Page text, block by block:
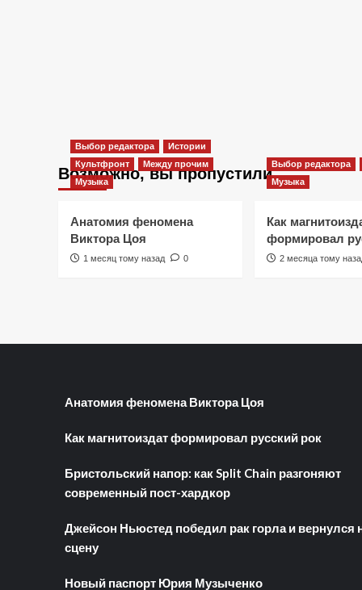
Возможно, вы пропустили
Выбор редактора
Истории
Культфронт
Между прочим
Музыка
Анатомия феномена
Виктора Цоя
1 месяц тому назад 0
Выбор редактора
Музыка
Как
формировал
2 месяца тому
Анатомия феномена Виктора Цоя
Как магнитоиздат формировал русский рок
Бристольский напор: как Split Chain разгоняют
современный пост-хардкор
Джейсон Ньюстед победил рак горла и вернулся
сцену
Новый паспорт Юрия Музыченко